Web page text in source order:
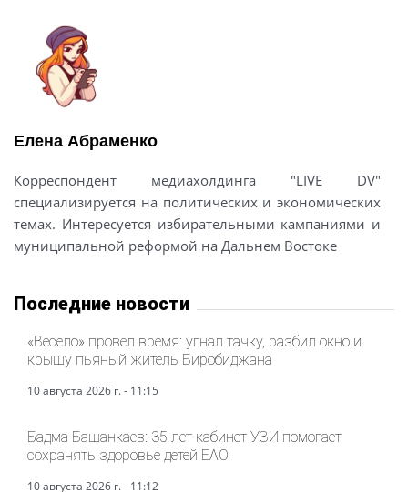
Елена Абраменко
Корреспондент медиахолдинга "LIVE DV"
специализируется на политических и экономических
темах. Интересуется избирательными кампаниями и
муниципальной реформой на Дальнем Востоке
Последние новости
«Весело» провел время: угнал тачку, разбил окно и
крышу пьяный житель Биробиджана
10 августа 2026 г. - 11:15
Бадма Башанкаев: 35 лет кабинет УЗИ помогает
сохранять здоровье детей ЕАО
10 августа 2026 г. - 11:12